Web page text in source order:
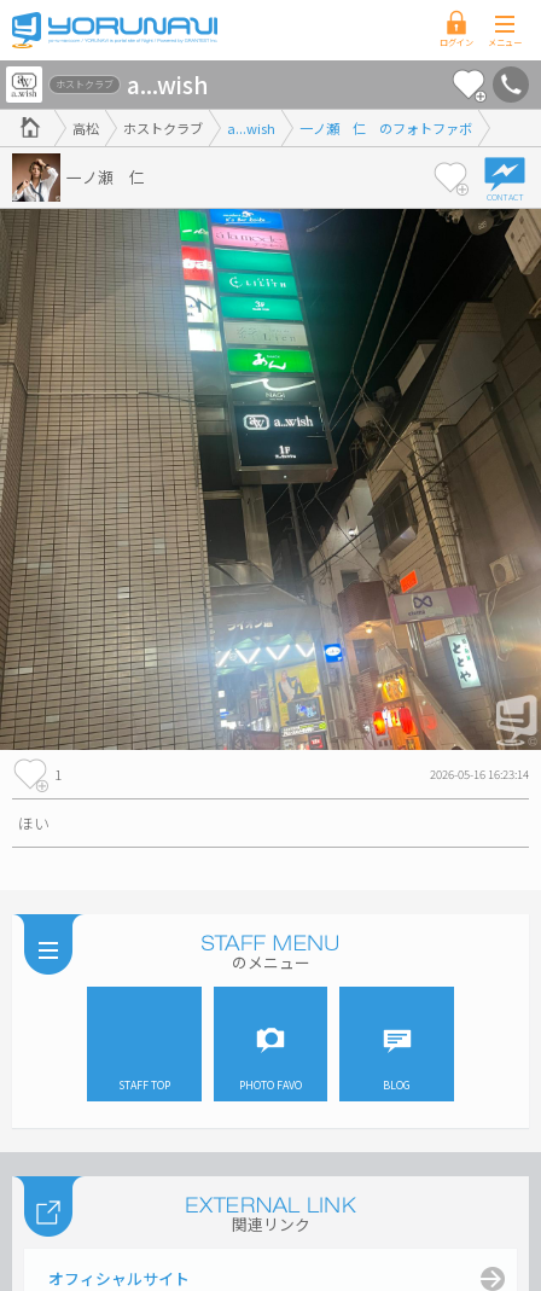
香
川
県
版
高松 ホストクラブ a...wish 一ノ瀬 仁 のフォトファボ
ホストクラブ a...wish
一ノ瀬 仁
1 2026-05-16 16:23:14
ほい
のメニュー
STAFF TOP PHOTO FAVO BLOG
関連リンク
オフィシャルサイト